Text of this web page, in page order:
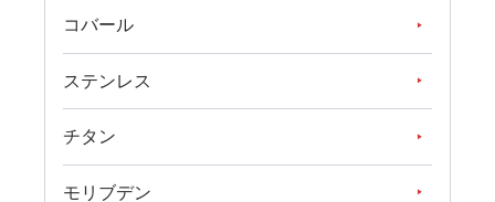
コバール
ステンレス
チタン
モリブデン